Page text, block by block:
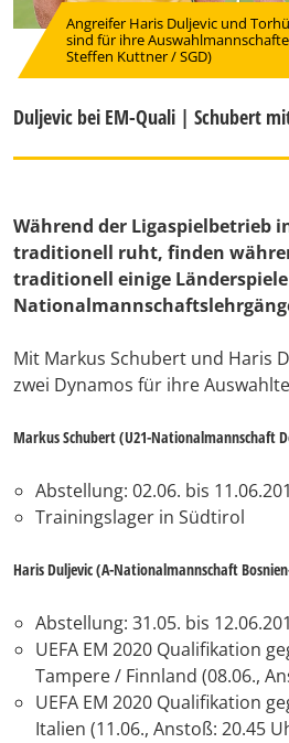
Angreifer Haris Duljevic und
sind für ihre
Steffen Kuttner / SGD)
Duljevic bei EM-Quali | Schubert
Während der Ligaspielbetrieb
traditionell ruht, finden
traditionell einige
Mit Markus Schubert und Haris
zwei Dynamos für ihre
Markus Schubert (U21-Nationalmannschaft
Abstellung: 02.06. bis
Trainingslager in Südtirol
Haris Duljevic (A-Nationalmannschaft
Abstellung: 31.05. bis
UEFA EM 2020 Qualifikation
Tampere / Finnland (08.06.,
UEFA EM 2020 Qualifikation
Italien (11.06., Anstoß: 20.45